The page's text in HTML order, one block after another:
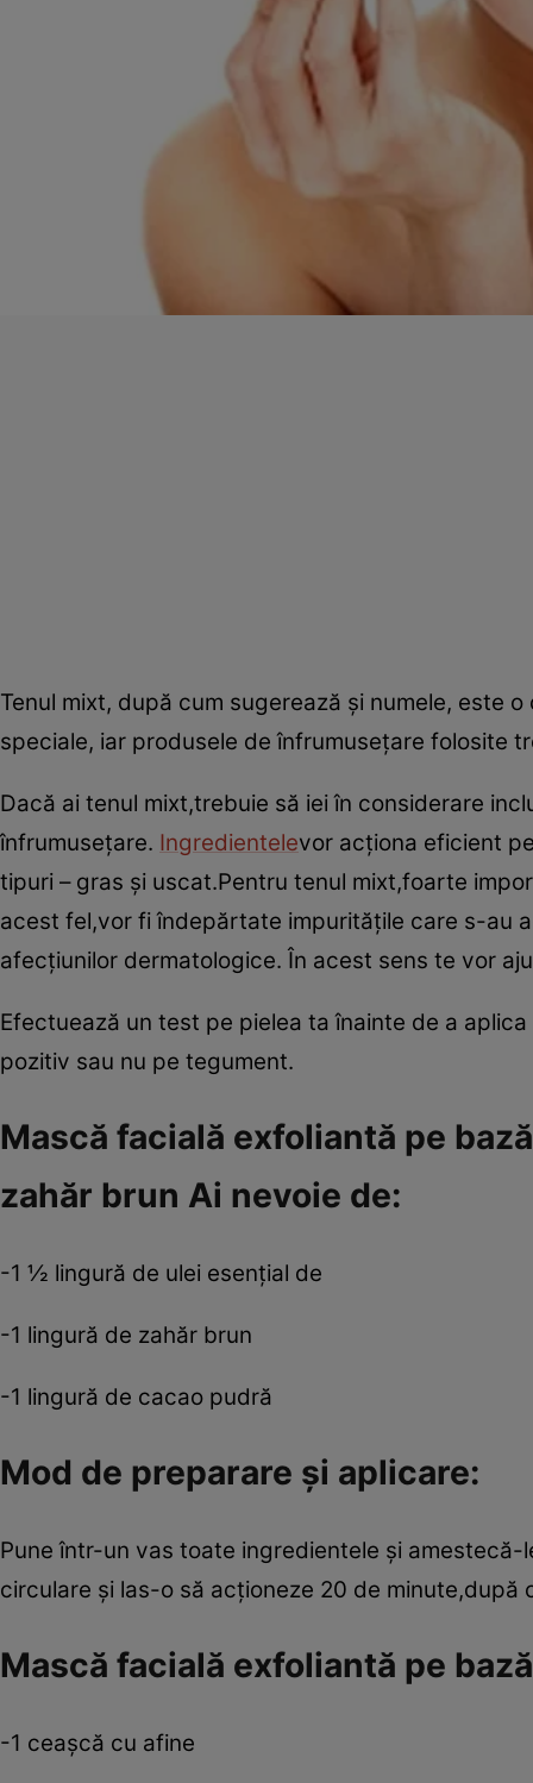
Tenul mixt, după cum sugerează şi numele, este
speciale, iar produsele de înfrumuseţare folosite
Dacă ai tenul mixt,trebuie să iei în considerare
înfrumuseţare. Ingredientelevor acţiona eficient
tipuri – gras şi uscat.Pentru tenul mixt,foarte
acest fel,vor fi îndepărtate impurităţile care s-au
afecţiunilor dermatologice. În acest sens te vor
Efectuează un test pe pielea ta înainte de a
pozitiv sau nu pe tegument.
Mască facială exfoliantă pe
zahăr brun Ai nevoie de:
-1 ½ lingură de ulei esenţial de
-1 lingură de zahăr brun
-1 lingură de cacao pudră
Mod de preparare şi aplicare:
Pune într-un vas toate ingredientele şi
circulare şi las-o să acţioneze 20 de
Mască facială exfoliantă pe
-1 ceaşcă cu afine